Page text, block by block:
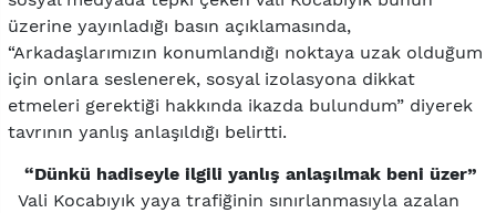
üzerine yayınladığı basın açıklamasında,
“Arkadaşlarımızın konumlandığı noktaya uzak olduğum
için onlara seslenerek, sosyal izolasyona dikkat
etmeleri gerektiği hakkında ikazda bulundum” diyerek
tavrının yanlış anlaşıldığı belirtti.
“Dünkü hadiseyle ilgili yanlış anlaşılmak beni üzer”
Vali Kocabıyık yaya trafiğinin sınırlanmasıyla azalan